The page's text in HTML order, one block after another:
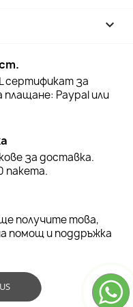

сертификат за
Paypal или
за доставка.
пакета.
получите това,
помощ и поддръжка